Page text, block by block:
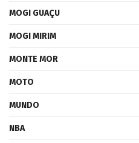
MOGI GUAÇU
MOGI MIRIM
MONTE MOR
MOTO
MUNDO
NBA